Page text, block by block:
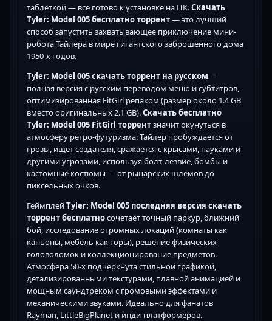
таблеткой — всё готово к установке на ПК.Скачать
Tyler: Model 005 бесплатно торрент— это лучший
способ запустить захватывающее приключение мини-
робота Тайлера в мире гигантского заброшенного дома
1950-х годов.
Tyler: Model 005 скачать торрент на русском —
полная версия с русским переводом меню и субтитров,
оптимизированная FitGirl репаком (размер около 1.4 GB
вместо оригинальных 2.1 GB).Скачать бесплатно
Tyler: Model 005 FitGirl торрентзначит окунуться в
атмосферу ретро-футуризма: Тайлер пробуждается от
грозы, ищет создателя, сражается с крысами, пауками и
другими угрозами, используя болт-лезвие, бомбы и
кастомные костюмы — от рыцарских шлемов до
пиксельных очков.
ГеймплейTyler: Model 005 последняя версия скачать
торрент бесплатносочетает точный паркур, ближний
бой, исследование огромных локаций (комнаты как
каньоны, мебель как горы), решение физических
головоломок и коллекционирование предметов.
Атмосфера 50-х подчёркнута стильной графикой,
детализированными текстурами, плавной анимацией и
мощным саундтреком с громовыми эффектами и
механическими звуками. Идеально для фанатов
Rayman, LittleBigPlanet и инди-платформеров.